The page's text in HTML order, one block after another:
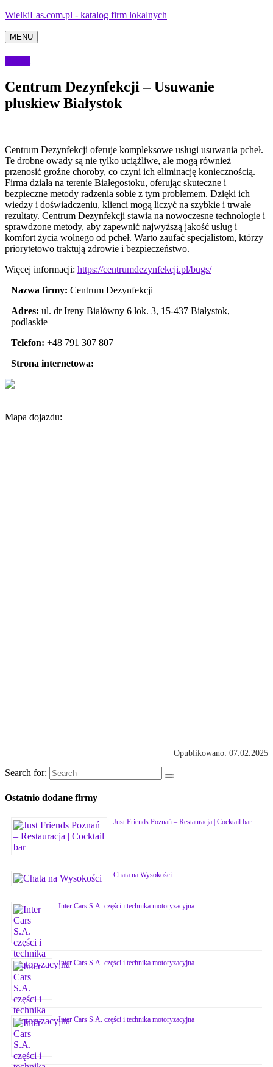
WielkiLas.com.pl - katalog firm lokalnych
MENU
Centrum Dezynfekcji – Usuwanie
pluskiew Białystok
Centrum Dezynfekcji oferuje kompleksowe usługi usuwania pcheł.
Te drobne owady są nie tylko uciążliwe, ale mogą również
przenosić groźne choroby, co czyni ich eliminację koniecznością.
Firma działa na terenie Białegostoku, oferując skuteczne i
bezpieczne metody radzenia sobie z tym problemem. Dzięki ich
wiedzy i doświadczeniu, klienci mogą liczyć na szybkie i trwałe
rezultaty. Centrum Dezynfekcji stawia na nowoczesne technologie i
sprawdzone metody, aby zapewnić najwyższą jakość usług i
komfort życia wolnego od pcheł. Warto zaufać specjalistom, którzy
priorytetowo traktują zdrowie i bezpieczeństwo.
Więcej informacji: https://centrumdezynfekcji.pl/bugs/
Nazwa firmy: Centrum Dezynfekcji
Adres: ul. dr Ireny Białówny 6 lok. 3, 15-437 Białystok,
podlaskie
Telefon: +48 791 307 807
Strona internetowa:
Mapa dojazdu:
Opublikowano: 07.02.2025
Search for:
Ostatnio dodane firmy
Just Friends Poznań – Restauracja | Cocktail bar
Chata na Wysokości
Inter Cars S.A. części i technika motoryzacyjna
Inter Cars S.A. części i technika motoryzacyjna
Inter Cars S.A. części i technika motoryzacyjna